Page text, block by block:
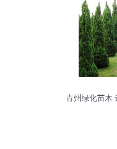
青州绿化苗木